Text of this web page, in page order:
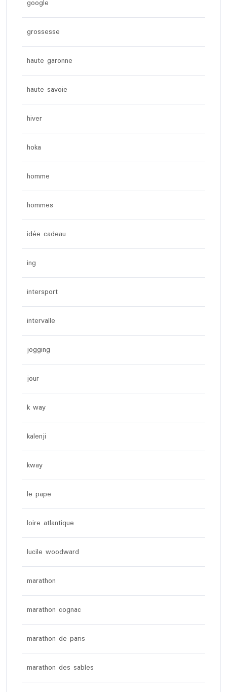
google
grossesse
haute garonne
haute savoie
hiver
hoka
homme
hommes
idée cadeau
ing
intersport
intervalle
jogging
jour
k way
kalenji
kway
le pape
loire atlantique
lucile woodward
marathon
marathon cognac
marathon de paris
marathon des sables